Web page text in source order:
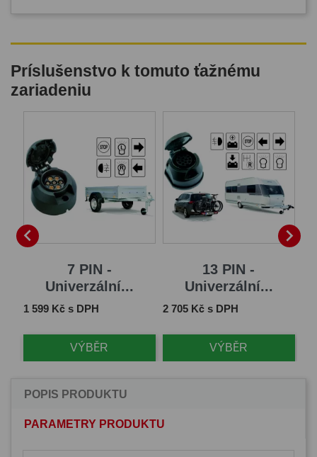
Príslušenstvo k tomuto ťažnému
zariadeniu

7 PIN -
Univerzální...
Cena
1 599 Kč s DPH
VÝBĚR
13 PIN -
Univerzální...
Cena
2 705 Kč s DPH
VÝBĚR

POPIS PRODUKTU
PARAMETRY PRODUKTU